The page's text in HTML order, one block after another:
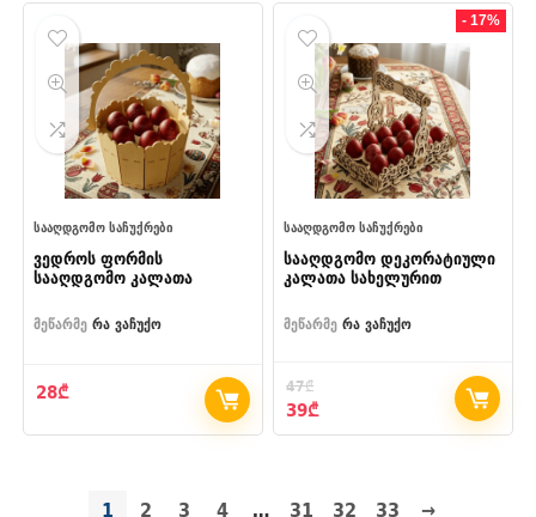
ᲡᲐᲐᲦᲓᲒᲝᲛᲝ ᲡᲐᲩᲣᲥᲠᲔᲑᲘ
ვედროს ფორმის
სააღდგომო კალათა
მეწარმე რა ვაჩუქო
28₾
- 17%
ᲡᲐᲐᲦᲓᲒᲝᲛᲝ ᲡᲐᲩᲣᲥᲠᲔᲑᲘ
სააღდგომო დეკორატიული
კალათა სახელურით
მეწარმე რა ვაჩუქო
47₾
Original
price
39₾Current
price
1 2 3 4 … 31 32 33 →